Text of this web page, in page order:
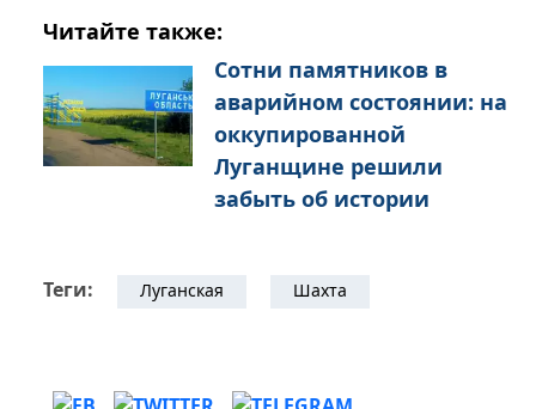
Читайте также:
Сотни памятников в
аварийном состоянии: на
оккупированной
Луганщине решили
забыть об истории
Теги: Луганская Шахта